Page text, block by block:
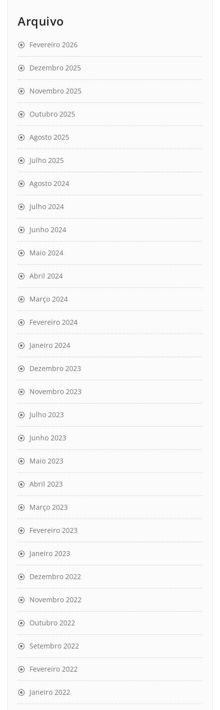
Arquivo
Fevereiro 2026
Dezembro 2025
Novembro 2025
Outubro 2025
Agosto 2025
Julho 2025
Agosto 2024
Julho 2024
Junho 2024
Maio 2024
Abril 2024
Março 2024
Fevereiro 2024
Janeiro 2024
Dezembro 2023
Novembro 2023
Julho 2023
Junho 2023
Maio 2023
Abril 2023
Março 2023
Fevereiro 2023
Janeiro 2023
Dezembro 2022
Novembro 2022
Outubro 2022
Setembro 2022
Fevereiro 2022
Janeiro 2022